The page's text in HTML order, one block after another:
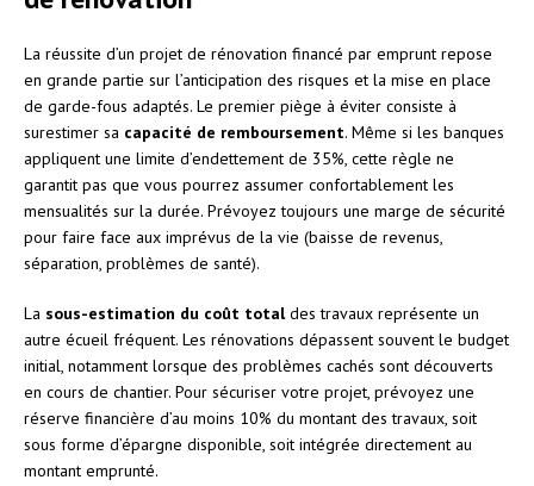
La réussite d’un projet de rénovation financé par emprunt repose
en grande partie sur l’anticipation des risques et la mise en place
de garde-fous adaptés. Le premier piège à éviter consiste à
surestimer sa capacité de remboursement. Même si les banques
appliquent une limite d’endettement de 35%, cette règle ne
garantit pas que vous pourrez assumer confortablement les
mensualités sur la durée. Prévoyez toujours une marge de sécurité
pour faire face aux imprévus de la vie (baisse de revenus,
séparation, problèmes de santé).
La sous-estimation du coût totaldes travaux représente un
autre écueil fréquent. Les rénovations dépassent souvent le budget
initial, notamment lorsque des problèmes cachés sont découverts
en cours de chantier. Pour sécuriser votre projet, prévoyez une
réserve financière d’au moins 10% du montant des travaux, soit
sous forme d’épargne disponible, soit intégrée directement au
montant emprunté.